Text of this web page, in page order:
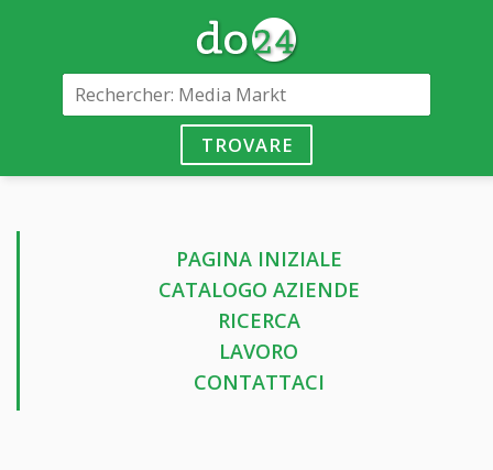
TROVARE
PAGINA INIZIALE
CATALOGO AZIENDE
RICERCA
LAVORO
CONTATTACI